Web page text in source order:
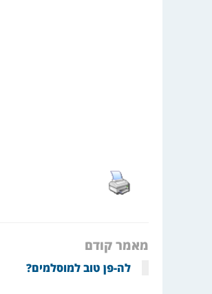
מאמר קודם
לה-פן טוב למוסלמים?